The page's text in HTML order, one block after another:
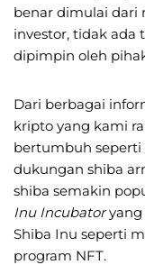
benar dimulai dari
investor, tidak ada
dipimpin oleh
Dari berbagai
kripto yang kami
bertumbuh seperti
dukungan shiba
shiba semakin
Inu Incubator
Shiba Inu seperti
program NFT.